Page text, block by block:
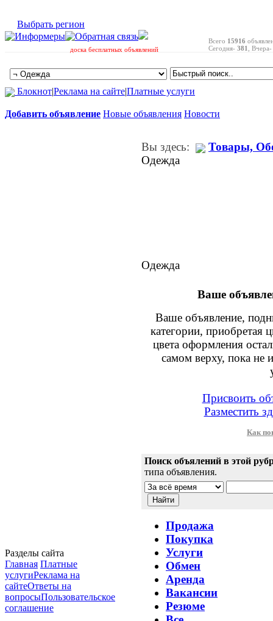
Выбрать регион
Всего 15916
Сегодня- 381 , Вчера-
доска бесплатных объявлений
Блокнот|Реклама на сайте|Платные услуги
Добавить объявление Новые объявления Новости
Разделы сайта
Главная Платные
услугиРеклама на
сайтеОтветы на
вопросыПользовательское
соглашение
Вы здесь:
Товары,
Одежда
Одежда
Ваше
Ваше объявление,
категории, приобретая
цвета оформления
самом верху, пока не
Присвоить
Разместить
Как
Поиск объялений в этой
типа объявления.
Продажа
Покупка
Услуги
Обмен
Аренда
Вакансии
Резюме